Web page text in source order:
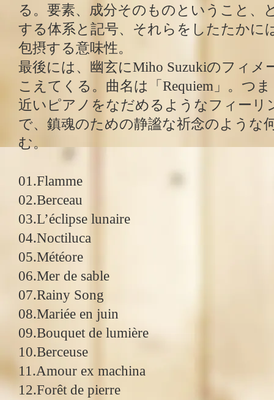
る。要素、成分そのものということ、
する体系と記号、それらをしたたかに
包摂する意味性。
最後には、幽玄にMiho Suzukiのフィメ
こえてくる。曲名は「Requiem」。つ
近いピアノをなだめるようなフィーリ
で、鎮魂のための静謐な祈念のような
む。
01.Flamme
02.Berceau
03.L’éclipse lunaire
04.Noctiluca
05.Météore
06.Mer de sable
07.Rainy Song
08.Mariée en juin
09.Bouquet de lumière
10.Berceuse
11.Amour ex machina
12.Forêt de pierre